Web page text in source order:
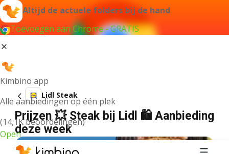
Altijd de actuele folders bij de hand
Toevoegen aan Chrome - GRATIS
Kimbino app
Alle aanbiedingen op één plek
(14,1K beoordelingen)
Open
Lidl Steak
Prijzen 💥 Steak bij Lidl 🛍️ Aanbieding
deze week